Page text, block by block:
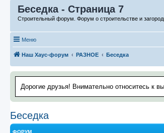
Беседка - Страница 7
Строительный форум. Форум о строительстве и
Меню
Наш Хаус-форум РАЗНОЕ Беседка
Дорогие друзья! Внимательно относитесь к
Беседка
ФОРУМ